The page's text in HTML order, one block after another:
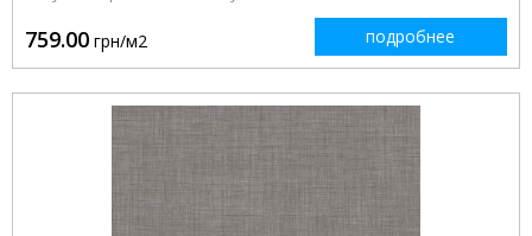
759.00 грн/м2 подробнее